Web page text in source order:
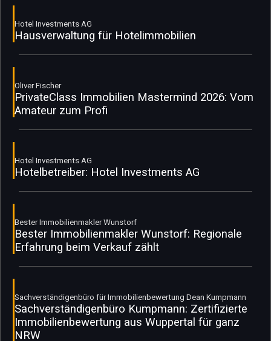
Hotel Investments AG
Hausverwaltung für Hotelimmobilien
Oliver Fischer
PrivateClass Immobilien Mastermind 2026: Vom
Amateur zum Profi
Hotel Investments AG
Hotelbetreiber: Hotel Investments AG
Bester Immobilienmakler Wunstorf
Bester Immobilienmakler Wunstorf: Regionale
Erfahrung beim Verkauf zählt
Sachverständigenbüro für Immobilienbewertung Dean Kumpmann
Sachverständigenbüro Kumpmann: Zertifizierte
Immobilienbewertung aus Wuppertal für ganz
NRW